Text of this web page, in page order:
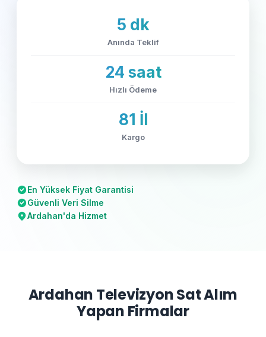
5 dk
Anında Teklif
24 saat
Hızlı Ödeme
81 İl
Kargo
En Yüksek Fiyat Garantisi
Güvenli Veri Silme
Ardahan'da Hizmet
Ardahan Televizyon Sat Alım
Yapan Firmalar